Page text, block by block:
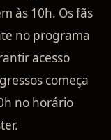
às 10h. Os fãs
no programa
acesso
começa
no horário